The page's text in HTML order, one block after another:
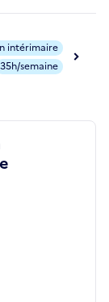
intérimaire
35h/semaine